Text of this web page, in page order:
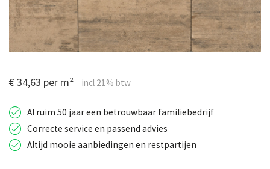
€ 34,63 per m²
Al ruim 50 jaar een betrouwbaar familiebedrijf
Correcte service en passend advies
Altijd mooie aanbiedingen en restpartijen